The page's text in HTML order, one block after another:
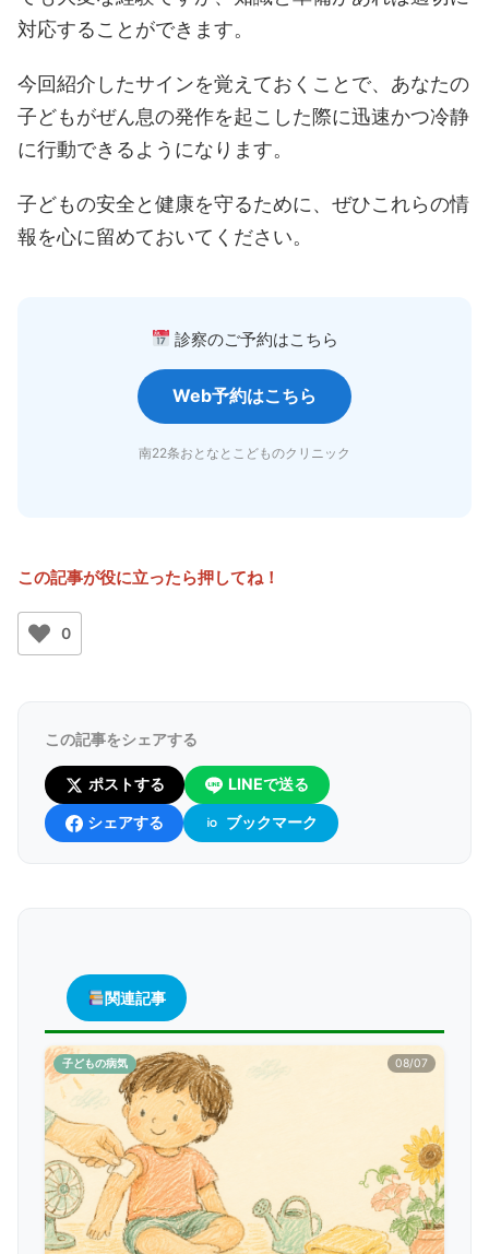
対応することができます。
今回紹介したサインを覚えておくことで、あなたの
子どもがぜん息の発作を起こした際に迅速かつ冷静
に行動できるようになります。
子どもの安全と健康を守るために、ぜひこれらの情
報を心に留めておいてください。
診察のご予約はこちら
Web予約はこちら
南22条おとなとこどものクリニック
この記事が役に立ったら押してね！
0
この記事をシェアする
ポストする LINEで送る
シェアする ブックマーク
関連記事
子どもの病気 08/07